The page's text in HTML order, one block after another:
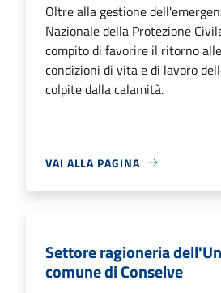
Oltre alla gestione
Nazionale della Protezione
compito di favorire il ritorno
condizioni di vita e di lavoro
colpite dalla calamità.
VAI ALLA PAGINA
Settore ragioneria
comune di Conselve